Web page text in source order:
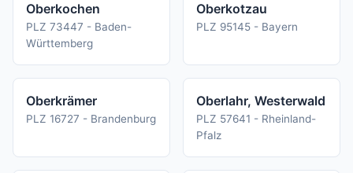
Oberkochen
PLZ 73447 - Baden-
Württemberg
Oberkotzau
PLZ 95145 - Bayern
Oberkrämer
PLZ 16727 - Brandenburg
Oberlahr, Westerwald
PLZ 57641 - Rheinland-
Pfalz